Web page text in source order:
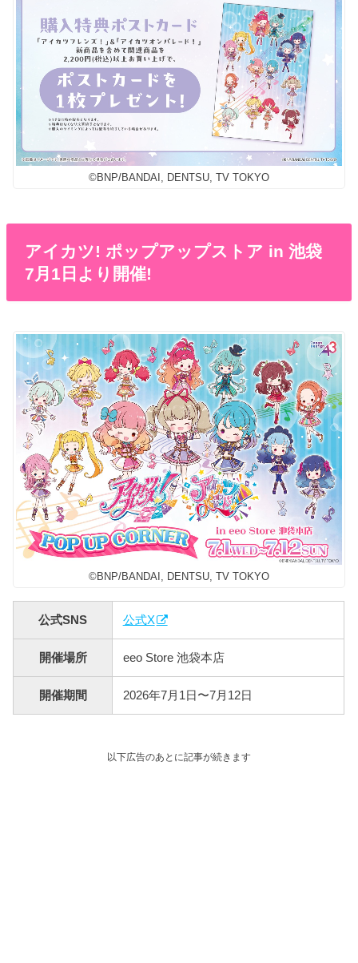
©BNP/BANDAI, DENTSU, TV TOKYO
アイカツ! ポップアップストア in 池袋
7月1日より開催!
©BNP/BANDAI, DENTSU, TV TOKYO
公式SNS 公式X
開催場所 eeo Store 池袋本店
開催期間 2026年7月1日〜7月12日
以下広告のあとに記事が続きます